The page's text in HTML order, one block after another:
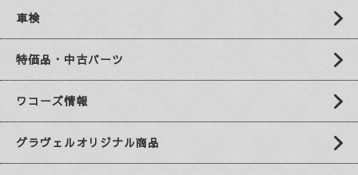
車検
特価品・中古パーツ
ワコーズ情報
グラヴェルオリジナル商品